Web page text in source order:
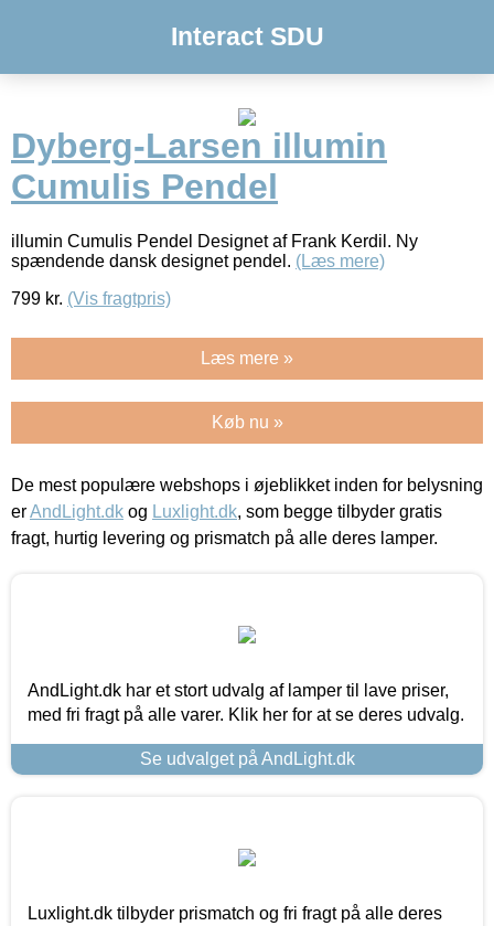
Interact SDU
Dyberg-Larsen illumin
Cumulis Pendel
illumin Cumulis Pendel Designet af Frank Kerdil. Ny
spændende dansk designet pendel. (Læs mere)
799 kr. (Vis fragtpris)
Læs mere »
Køb nu »
De mest populære webshops i øjeblikket inden for belysning
erAndLight.dk og Luxlight.dk, som begge tilbyder gratis
fragt, hurtig levering og prismatch på alle deres lamper.
AndLight.dk har et stort udvalg af lamper til lave priser,
med fri fragt på alle varer. Klik her for at se deres udvalg.
Se udvalget på AndLight.dk
Luxlight.dk tilbyder prismatch og fri fragt på alle deres